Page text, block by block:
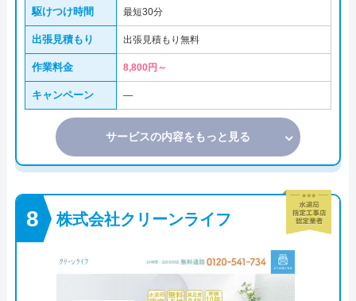
駆けつけ時間 最短30分
出張見積もり 出張見積もり無料
作業料金 8,800円～
キャンペーン ―
サービスの内容をもっと見る
株式会社クリーンライフ